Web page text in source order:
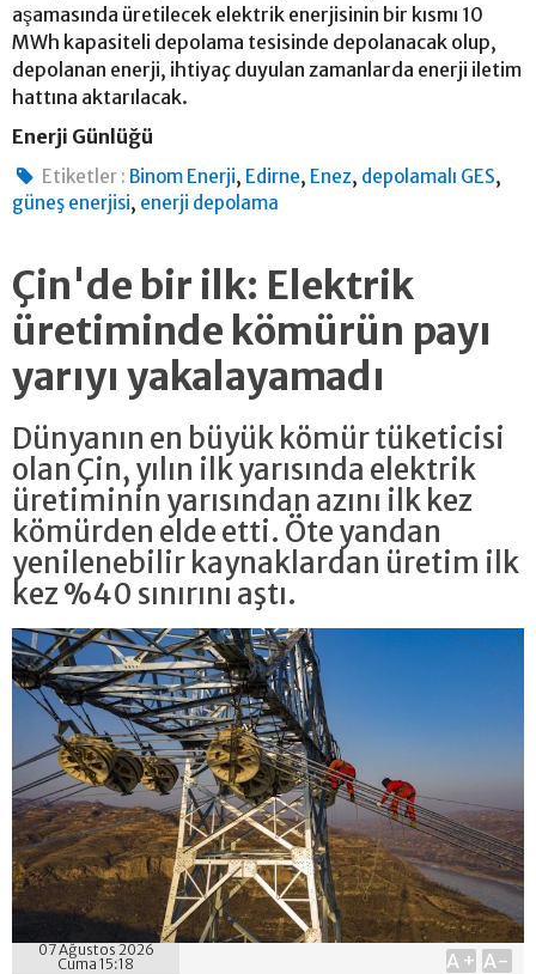
aşamasında üretilecek elektrik enerjisinin bir kısmı 10
MWh kapasiteli depolama tesisinde depolanacak olup,
depolanan enerji, ihtiyaç duyulan zamanlarda enerji iletim
hattına aktarılacak.
Enerji Günlüğü
Etiketler : Binom Enerji, Edirne, Enez, depolamalı GES,
güneş enerjisi, enerji depolama
Çin'de bir ilk: Elektrik
üretiminde kömürün payı
yarıyı yakalayamadı
Dünyanın en büyük kömür tüketicisi
olan Çin, yılın ilk yarısında elektrik
üretiminin yarısından azını ilk kez
kömürden elde etti. Öte yandan
yenilenebilir kaynaklardan üretim ilk
kez %40 sınırını aştı.
07 Ağustos 2026
Cuma 15:18
A+ A-